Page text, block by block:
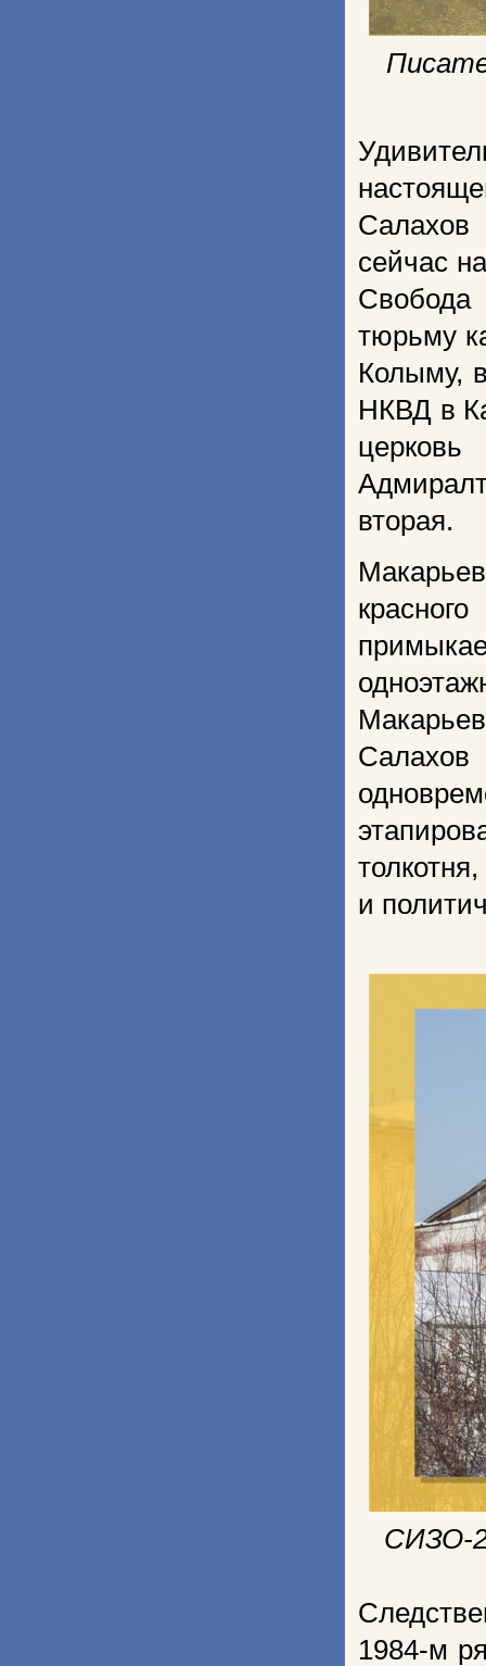
Салахов
сейчас
тюрьму
Колыму,
НКВД в
вторая.
Салахов
и
СИЗО-2
1984-м